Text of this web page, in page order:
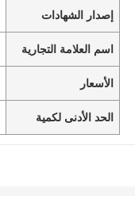
إصدار الشهادات
اسم العلامة التجارية
الأسعار
الحد الأدنى لكمية